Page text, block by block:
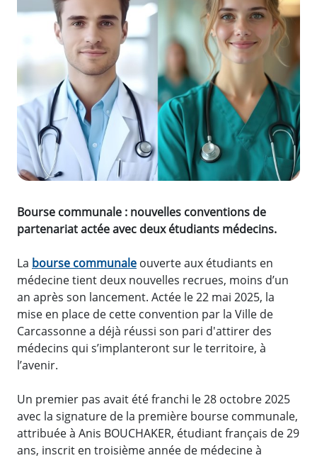
Bourse communale : nouvelles conventions de
partenariat actée avec deux étudiants médecins.
La bourse communale ouverte aux étudiants en
médecine tient deux nouvelles recrues, moins d’un
an après son lancement. Actée le 22 mai 2025, la
mise en place de cette convention par la Ville de
Carcassonne a déjà réussi son pari d'attirer des
médecins qui s’implanteront sur le territoire, à
l’avenir.
Un premier pas avait été franchi le 28 octobre 2025
avec la signature de la première bourse communale,
attribuée à Anis BOUCHAKER, étudiant français de 29
ans, inscrit en troisième année de médecine à